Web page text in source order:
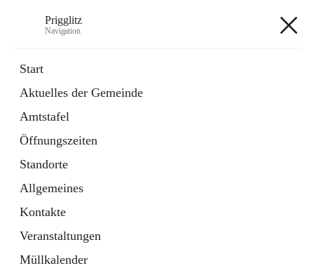
Prigglitz
Navigation
Start
Aktuelles der Gemeinde
Amtstafel
Öffnungszeiten
Standorte
Allgemeines
Kontakte
Veranstaltungen
Müllkalender
Externe Webseite
in
Tab
Gemeindezeitung
Ordner
öffnet
in
neuem
Tab